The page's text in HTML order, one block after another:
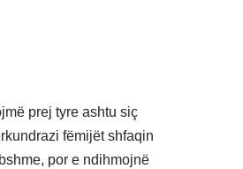
prej tyre ashtu siç
fëmijët shfaqin
por e ndihmojnë